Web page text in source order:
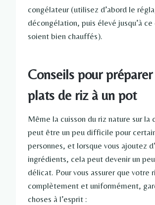
congélateur (utilisez d’abord le
décongélation, puis élevé jusqu’à ce
soient bien chauffés).
Conseils pour
plats de riz à un pot
Même la cuisson du riz nature sur la
peut être un peu difficile pour
personnes, et lorsque vous ajoutez
ingrédients, cela peut devenir un
délicat. Pour vous assurer que votre
complètement et uniformément,
choses à l’esprit :